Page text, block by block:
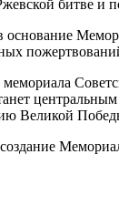
битве и
основание
Великой